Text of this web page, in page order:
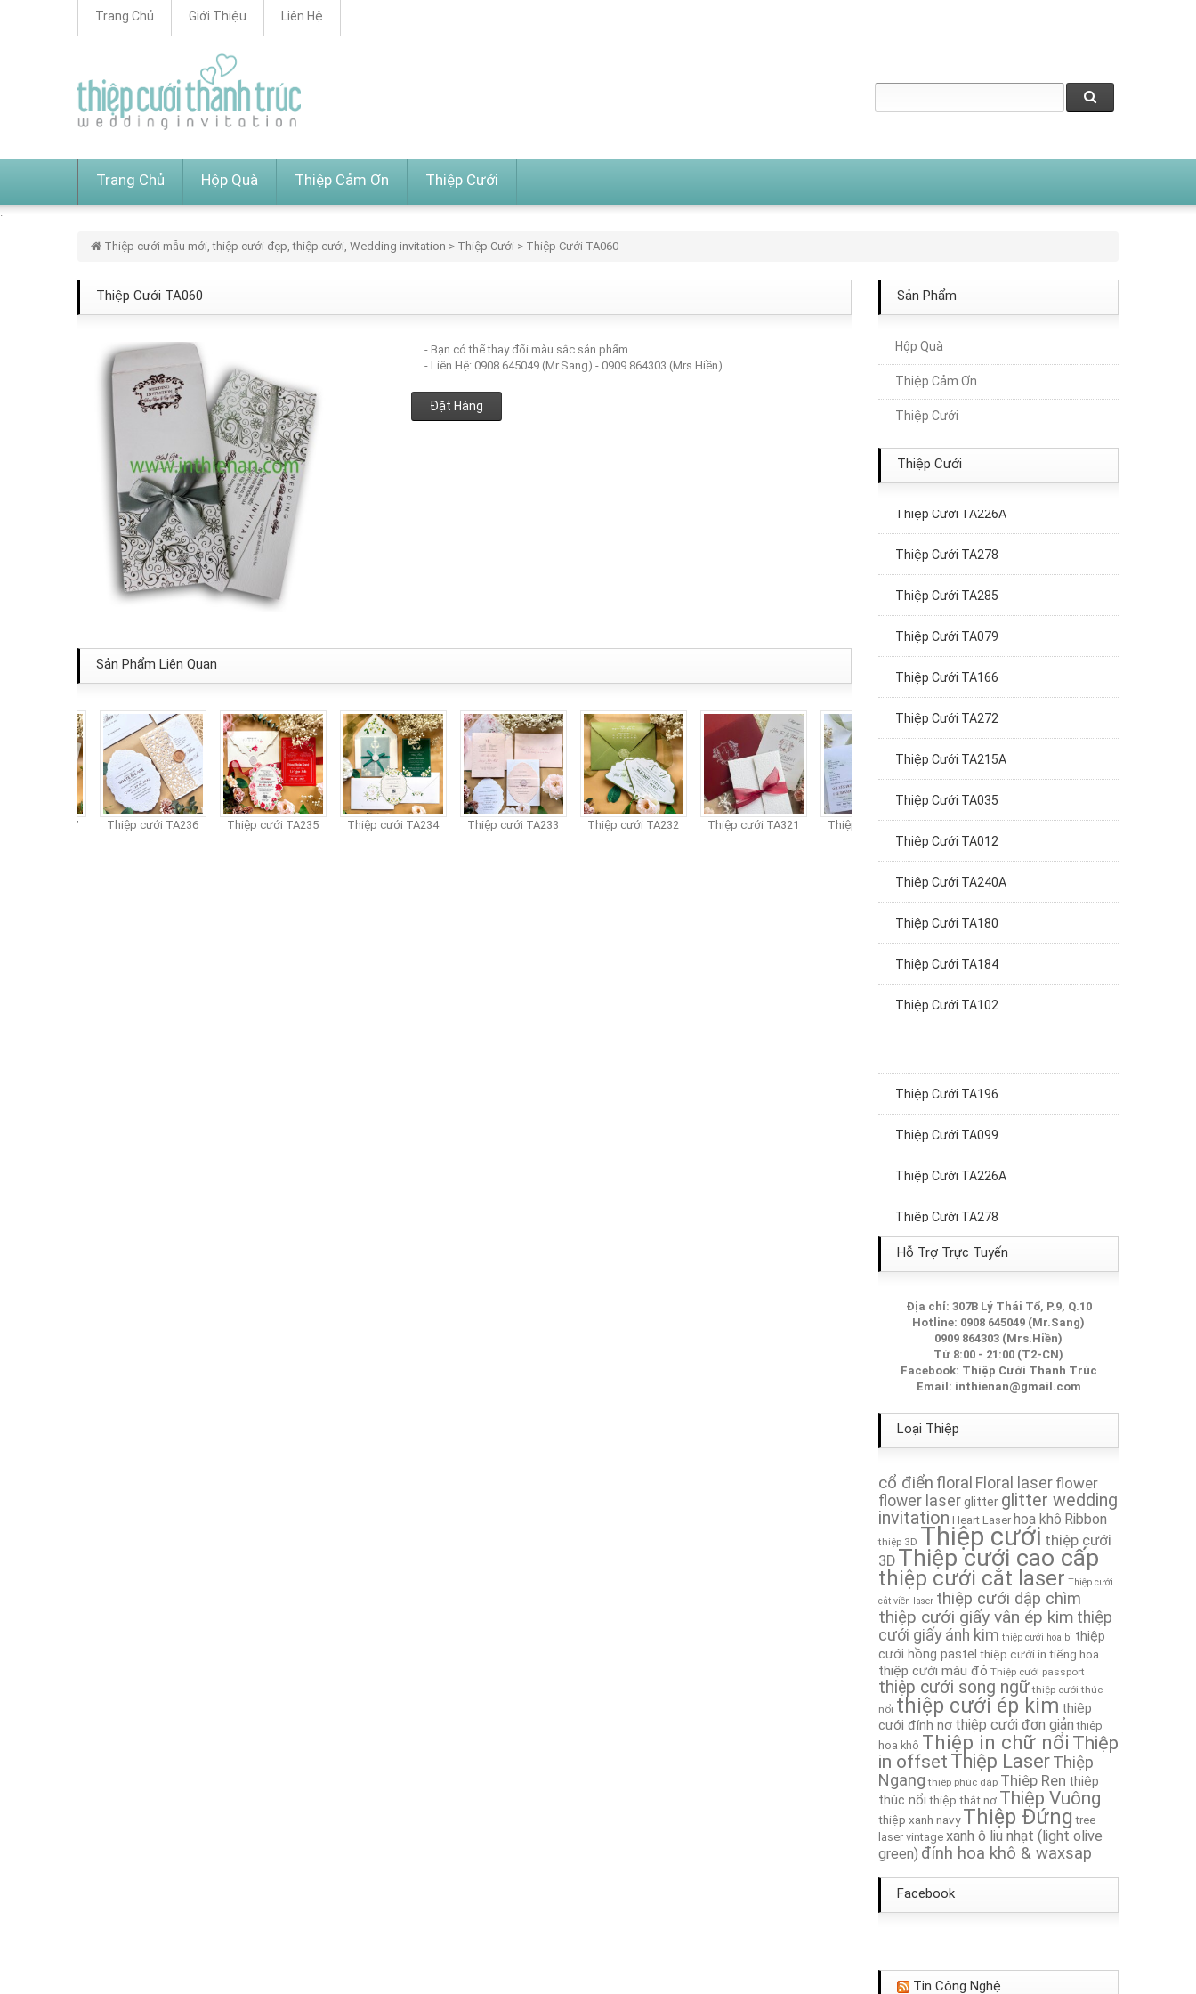
Trang Chủ Giới Thiệu Liên Hệ
Trang Chủ Hộp Quà Thiệp Cảm Ơn Thiệp Cưới
Thiệp cưới mẫu mới, thiệp cưới đẹp, thiệp cưới, Wedding invitation > Thiệp Cưới > Thiệp Cưới TA060
Thiệp Cưới TA060
- Bạn có thể thay đổi màu sắc sản phẩm.
- Liên Hệ: 0908 645049 (Mr.Sang) - 0909 864303 (Mrs.Hiền)
Đặt Hàng
Sản Phẩm Liên Quan
Thiệp cưới TA236 Thiệp cưới TA235 Thiệp cưới TA234 Thiệp cưới TA233 Thiệp cưới TA232 Thiệp cưới TA321 Thiệp cưới TA320 Thiệp cưới TA319 Thiệp cưới TA318
Sản Phẩm
Hộp Quà
Thiệp Cảm Ơn
Thiệp Cưới
Thiệp Cưới
Thiệp Cưới TA196
Thiệp Cưới TA099
Thiệp Cưới TA285
Thiệp Cưới TA166
Thiệp Cưới TA272
Thiệp Cưới TA215A
Thiệp Cưới TA035
Thiệp Cưới TA012
Thiệp Cưới TA240A
Thiệp Cưới TA180
Thiệp Cưới TA184
Thiệp Cưới TA102
Hỗ Trợ Trực Tuyến
Địa chỉ: 307B Lý Thái Tổ, P.9, Q.10
Hotline: 0908 645049 (Mr.Sang)
0909 864303 (Mrs.Hiền)
Từ 8:00 - 21:00 (T2-CN)
Facebook: Thiệp Cưới Thanh Trúc
Email: inthienan@gmail.com
Loại Thiệp
cổ điển floral Floral laser flower
flower laserglitter glitter wedding
invitation Heart Laser hoa khô Ribbon
thiệp 3D Thiệp cưới thiệp cưới
3D Thiệp cưới cao cấp
thiệp cưới cắt laser Thiệp cưới
cắt viền laser thiệp cưới dập chìm
thiệp cưới giấy vân ép kim thiệp
cưới giấy ánh kim thiệp cưới hoa bi thiệp
cưới hồng pastel thiệp cưới in tiếng hoa
thiệp cưới màu đỏ Thiệp cưới passport
thiệp cưới song ngữ thiệp cưới thúc
nổi thiệp cưới ép kim thiệp
cưới đính nơ thiệp cưới đơn giản thiệp
hoa khô Thiệp in chữ nổi Thiệp
in offset Thiệp LaserThiệp
Ngang thiệp phúc đáp Thiệp Ren thiệp
thúc nổi thiệp thắt nơ Thiệp Vuông
thiệp xanh navy Thiệp Đứng tree
laser vintage xanh ô liu nhạt (light olive
green) đính hoa khô & waxsap
Facebook
Tin Công Nghệ